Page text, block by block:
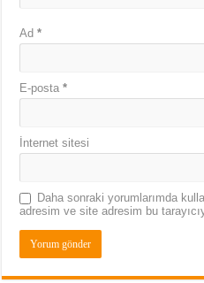
Ad*
E-posta*
İnternet sitesi
Daha sonraki yorumlarımda
adresim ve site adresim bu